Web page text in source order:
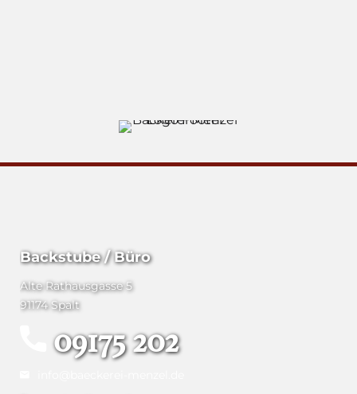
Backstube / Büro
Alte Rathausgasse 5
91174 Spalt
09175 202